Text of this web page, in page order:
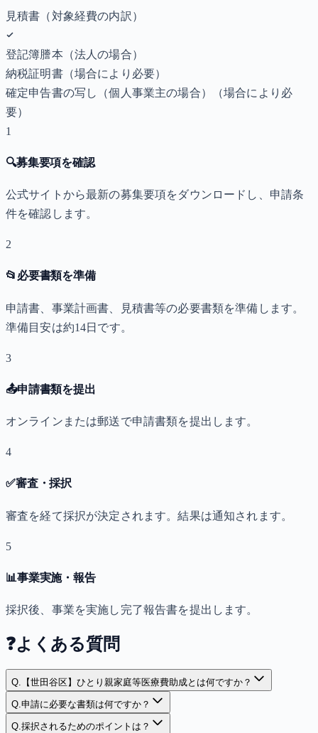
見積書（対象経費の内訳）
登記簿謄本（法人の場合）
納税証明書（場合により必要）
確定申告書の写し（個人事業主の場合）
（場合により必
要）
1
🔍募集要項を確認
公式サイトから最新の募集要項をダウンロードし、申請条
件を確認します。
2
📂 必要書類を準備
申請書、事業計画書、見積書等の必要書類を準備します。
準備目安は約14日です。
3
📤申請書類を提出
オンラインまたは郵送で申請書類を提出します。
4
✅審査・採択
審査を経て採択が決定されます。結果は通知されます。
5
📊事業実施・報告
採択後、事業を実施し完了報告書を提出します。
❓よくある質問
Q. 【世田谷区】ひとり親家庭等医療費助成とは何ですか？
Q.申請に必要な書類は何ですか？
Q.採択されるためのポイントは？